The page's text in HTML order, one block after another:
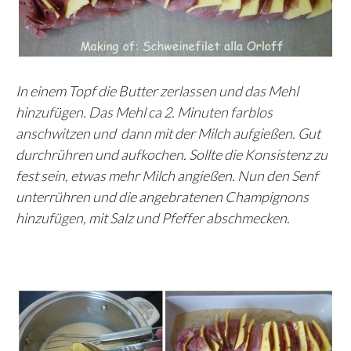
In einem Topf die Butter zerlassen und das Mehl
hinzufügen. Das Mehl ca 2. Minuten farblos
anschwitzen und dann mit der Milch aufgießen. Gut
durchrühren und aufkochen. Sollte die Konsistenz zu
fest sein, etwas mehr Milch angießen. Nun den Senf
unterrühren und die angebratenen Champignons
hinzufügen, mit Salz und Pfeffer abschmecken.